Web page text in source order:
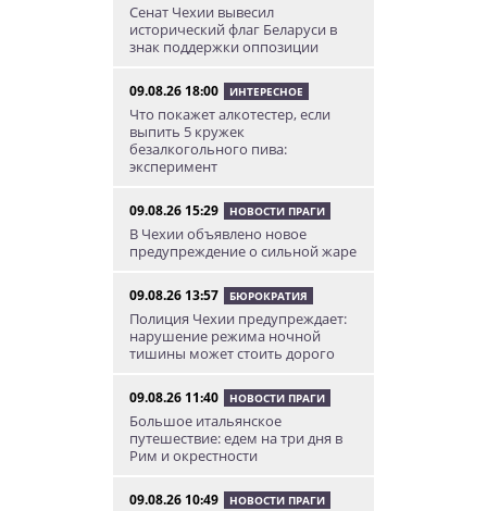
Сенат Чехии вывесил
исторический флаг Беларуси в
знак поддержки оппозиции
09.08.26 18:00 ИНТЕРЕСНОЕ
Что покажет алкотестер, если
выпить 5 кружек
безалкогольного пива:
эксперимент
09.08.26 15:29 НОВОСТИ ПРАГИ
В Чехии объявлено новое
предупреждение о сильной жаре
09.08.26 13:57 БЮРОКРАТИЯ
Полиция Чехии предупреждает:
нарушение режима ночной
тишины может стоить дорого
09.08.26 11:40 НОВОСТИ ПРАГИ
Большое итальянское
путешествие: едем на три дня в
Рим и окрестности
09.08.26 10:49 НОВОСТИ ПРАГИ